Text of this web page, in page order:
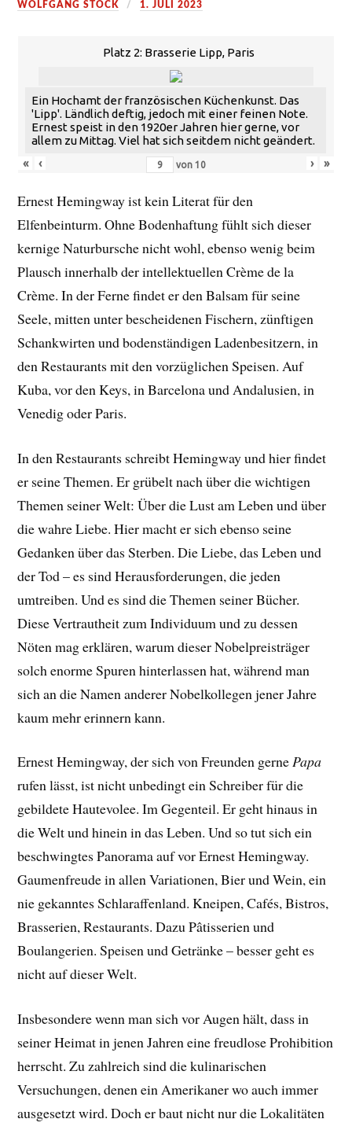
WOLFGANG STOCK 1. JULI 2023
Platz 2: Brasserie Lipp, Paris
Ein Hochamt der französischen Küchenkunst. Das
'Lipp'. Ländlich deftig, jedoch mit einer feinen Note.
Ernest speist in den 1920er Jahren hier gerne, vor
allem zu Mittag. Viel hat sich seitdem nicht geändert.
«
‹ von 10 › »
Ernest Hemingway ist kein Literat für den
Elfenbeinturm. Ohne Bodenhaftung fühlt sich dieser
kernige Naturbursche nicht wohl, ebenso wenig beim
Plausch innerhalb der intellektuellen Crème de la
Crème. In der Ferne findet er den Balsam für seine
Seele, mitten unter bescheidenen Fischern, zünftigen
Schankwirten und bodenständigen Ladenbesitzern, in
den Restaurants mit den vorzüglichen Speisen. Auf
Kuba, vor den Keys, in Barcelona und Andalusien, in
Venedig oder Paris.
In den Restaurants schreibt Hemingway und hier findet
er seine Themen. Er grübelt nach über die wichtigen
Themen seiner Welt: Über die Lust am Leben und über
die wahre Liebe. Hier macht er sich ebenso seine
Gedanken über das Sterben. Die Liebe, das Leben und
der Tod – es sind Herausforderungen, die jeden
umtreiben. Und es sind die Themen seiner Bücher.
Diese Vertrautheit zum Individuum und zu dessen
Nöten mag erklären, warum dieser Nobelpreisträger
solch enorme Spuren hinterlassen hat, während man
sich an die Namen anderer Nobelkollegen jener Jahre
kaum mehr erinnern kann.
Ernest Hemingway, der sich von Freunden gernePapa
rufen lässt, ist nicht unbedingt ein Schreiber für die
gebildete Hautevolee. Im Gegenteil. Er geht hinaus in
die Welt und hinein in das Leben. Und so tut sich ein
beschwingtes Panorama auf vor Ernest Hemingway.
Gaumenfreude in allen Variationen, Bier und Wein, ein
nie gekanntes Schlaraffenland. Kneipen, Cafés, Bistros,
Brasserien, Restaurants. Dazu Pâtisserien und
Boulangerien. Speisen und Getränke – besser geht es
nicht auf dieser Welt.
Insbesondere wenn man sich vor Augen hält, dass in
seiner Heimat in jenen Jahren eine freudlose Prohibition
herrscht. Zu zahlreich sind die kulinarischen
Versuchungen, denen ein Amerikaner wo auch immer
ausgesetzt wird. Doch er baut nicht nur die Lokalitäten